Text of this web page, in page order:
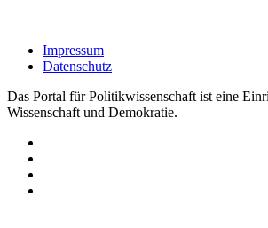
Impressum
Datenschutz
Das Portal für Politikwissenschaft ist eine
Wissenschaft und Demokratie.